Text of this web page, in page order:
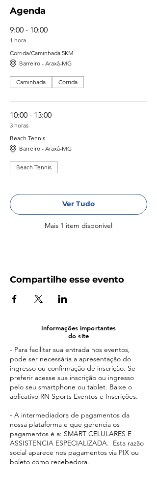
Agenda
9:00 - 10:00
1 hora
Corrida/Caminhada 5KM
Barreiro - Araxá-MG
Caminhada Corrida
10:00 - 13:00
3 horas
Beach Tennis
Barreiro - Araxá-MG
Beach Tennis
Mais 1 item disponível
Ver Tudo
Compartilhe esse evento
Informações importantes
do site
- Para facilitar sua entrada nos eventos,
pode ser necessária a apresentação do
ingresso ou confirmação de inscrição. Se
preferir acesse sua inscrição ou ingresso
pelo seu smartphone ou tablet. Baixe o
aplicativo RN Sports Eventos e Inscrições.
- A intermediadora de pagamentos da
nossa plataforma e que gerencia os
pagamentos é a: SMART CELULARES E
ASSISTENCIA ESPECIALIZADA. Esta razão
social aparece nos pagamentos via PIX ou
boleto como recebedora.​